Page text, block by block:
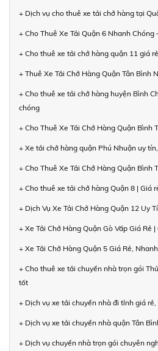
+ Dịch vụ cho thuê xe tải chở hàng tại
+ Cho Thuê Xe Tải Quận 6 Nhanh Chóng
+ Cho thuê xe tải chở hàng quận 11 giá
+ Thuê Xe Tải Chở Hàng Quận Tân Bình
+ Cho thuê xe tải chở hàng huyện Bình
chóng
+ Cho Thuê Xe Tải Chở Hàng Quận Bình
+ Xe tải chở hàng quận Phú Nhuận uy
+ Cho Thuê Xe Tải Chở Hàng Quận Bình
+ Cho thuê xe tải chở hàng Quận 8 | Giá
+ Dịch Vụ Xe Tải Chở Hàng Quận 12 Uy
+ Xe Tải Chở Hàng Quận Gò Vấp Giá Rẻ |
+ Xe Tải Chở Hàng Quận 5 Giá Rẻ,
+ Cho thuê xe tải chuyển nhà trọn gói
tốt
+ Dịch vụ xe tải chuyển nhà đi tỉnh giá
+ Dịch vụ xe tải chuyển nhà quận Tân
+ Dịch vụ chuyển nhà trọn gói chuyên